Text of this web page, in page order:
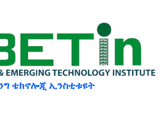
ቴክኖሎጂ ኢንስቲቱዩት